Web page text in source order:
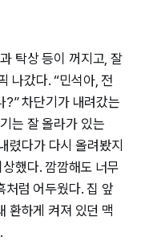
탁상 등이 꺼지고, 잘
나갔다. “민석아, 전
?” 차단기가 내려갔는
는 잘 올라가 있는
렸다가 다시 올려봤지
했다. 깜깜해도 너무
처럼 어두웠다. 집 앞
환하게 켜져 있던 맥